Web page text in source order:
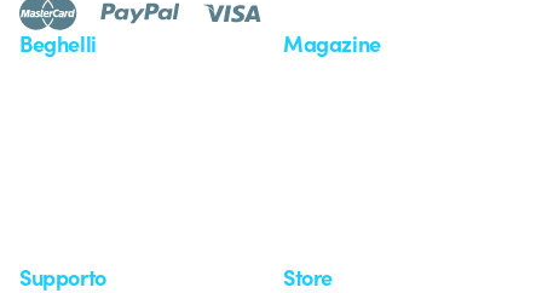
Beghelli Magazine
Supporto Store